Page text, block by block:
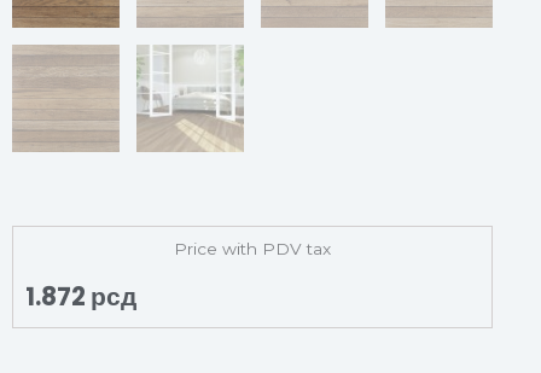
Price with PDV tax
1.872 рсд